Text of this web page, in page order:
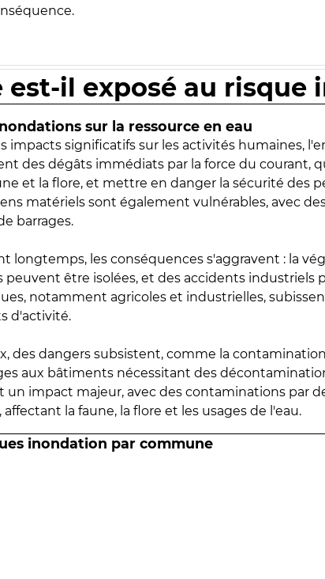
il exposé au risque
sur la ressource en eau
impacts significatifs sur les activités humaines,
des dégâts immédiats par la force du courant,
et la flore, et mettre en danger la sécurité des
matériels sont également vulnérables, avec
barrages.
longtemps, les conséquences s'aggravent : la
peuvent être isolées, et des accidents industriels
notamment agricoles et industrielles,
d'activité.
des dangers subsistent, comme la
aux bâtiments nécessitant des
un impact majeur, avec des contaminations par
la faune, la flore et les usages de l'eau.
inondation par commune